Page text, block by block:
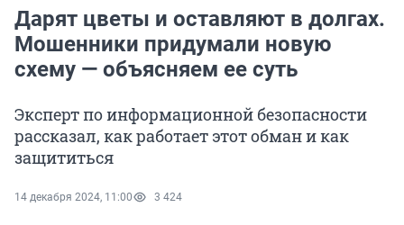
Дарят цветы и оставляют в долгах.
Мошенники придумали новую
схему — объясняем ее суть
Эксперт по информационной безопасности
рассказал, как работает этот обман и как
защититься
14 декабря 2024, 11:00 3 424